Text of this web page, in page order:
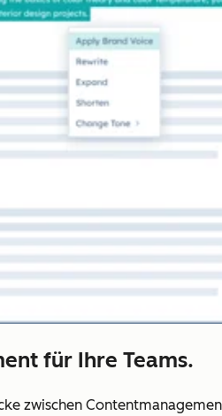
für Ihre Teams.
zwischen